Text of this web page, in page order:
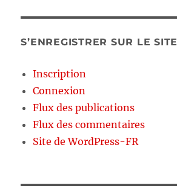
S’ENREGISTRER SUR LE SITE
Inscription
Connexion
Flux des publications
Flux des commentaires
Site de WordPress-FR